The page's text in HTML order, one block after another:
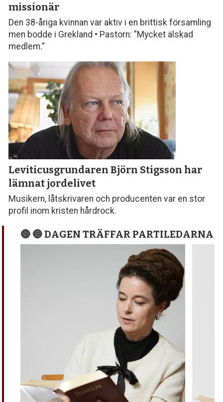
missionär
Den 38-åriga kvinnan var aktiv i en brittisk församling
men bodde i Grekland • Pastorn: ”Mycket älskad
medlem.”
Leviticusgrundaren Björn Stigsson har
lämnat jordelivet
Musikern, låtskrivaren och producenten var en stor
profil inom kristen hårdrock.
🔴 🔵 DAGEN TRÄFFAR PARTILEDARNA